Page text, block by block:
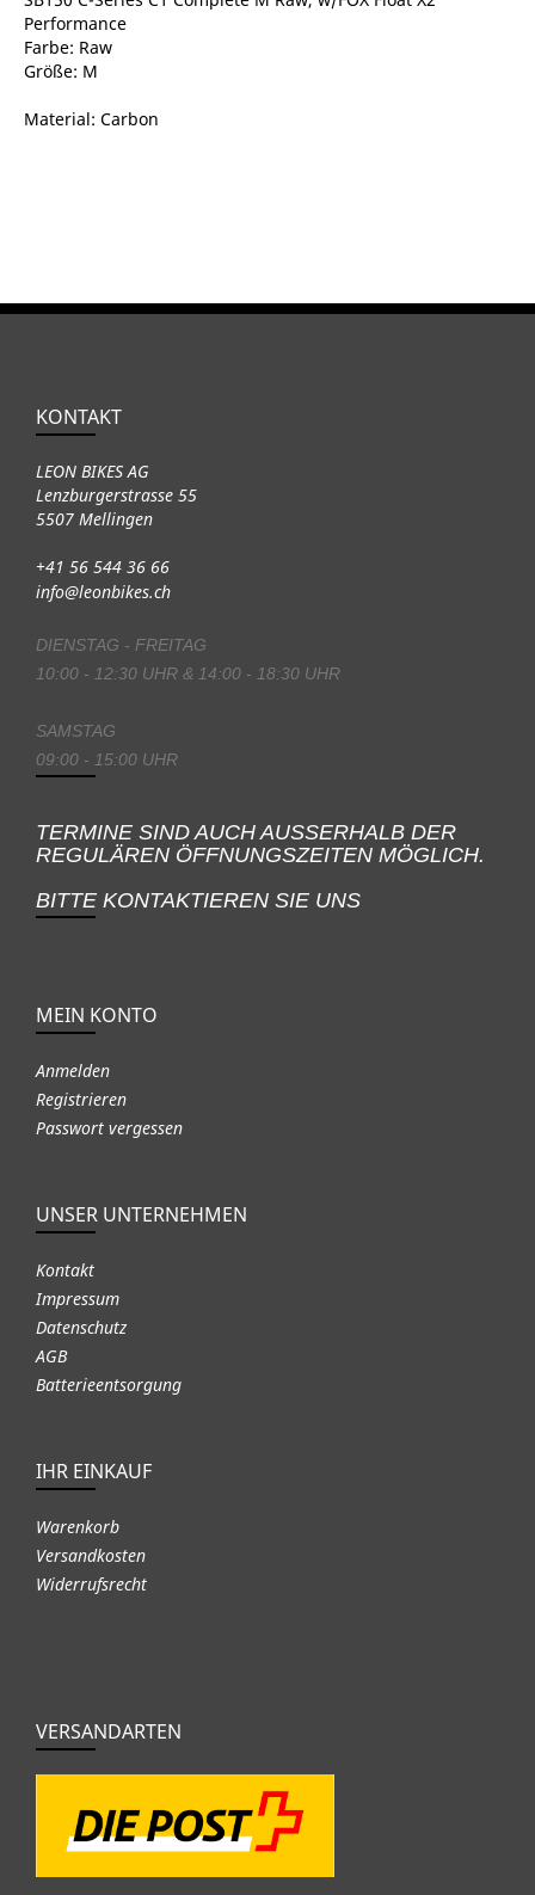
Performance
Farbe: Raw
Größe: M
Material: Carbon
KONTAKT
LEON BIKES AG
Lenzburgerstrasse 55
5507 Mellingen
+41 56 544 36 66
info@leonbikes.ch
DIENSTAG - FREITAG
10:00 - 12:30 UHR & 14:00 - 18:30 UHR
SAMSTAG
09:00 - 15:00 UHR
TERMINE SIND AUCH AUSSERHALB DER
REGULÄREN ÖFFNUNGSZEITEN MÖGLICH.
BITTE KONTAKTIEREN SIE UNS
MEIN KONTO
Anmelden
Registrieren
Passwort vergessen
UNSER UNTERNEHMEN
Kontakt
Impressum
Datenschutz
AGB
Batterieentsorgung
IHR EINKAUF
Warenkorb
Versandkosten
Widerrufsrecht
VERSANDARTEN